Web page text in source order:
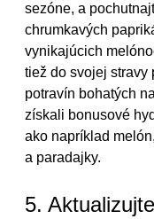
sezóne, a
chrumkavých
vynikajúcich
tiež do svojej stravy
potravín bohatých
získali bonusové
ako napríklad
a paradajky.
5.